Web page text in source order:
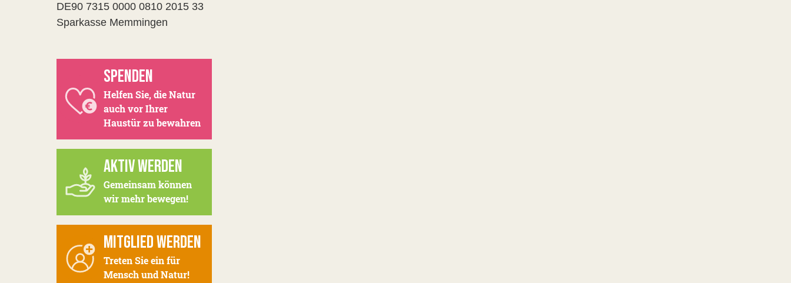
DE90 7315 0000 0810 2015 33
Sparkasse Memmingen
SPENDEN
Helfen Sie, die Natur
auch vor Ihrer
Haustür zu bewahren
AKTIV WERDEN
Gemeinsam können
wir mehr bewegen!
MITGLIED WERDEN
Treten Sie ein für
Mensch und Natur!